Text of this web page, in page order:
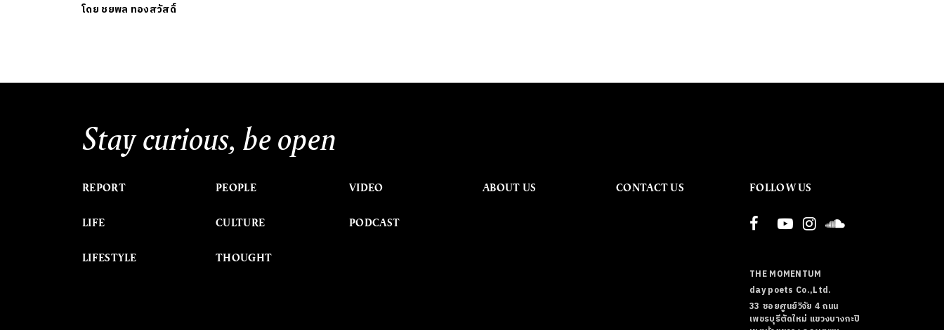
โดย ชยพล ทองสวัสดิ์
Stay curious, be open
REPORT
LIFE
LIFESTYLE
PEOPLE
CULTURE
THOUGHT
VIDEO
PODCAST
ABOUT US CONTACT US FOLLOW US
THE MOMENTUM
day poets Co.,Ltd.
33 ซอยศูนย์วิจัย 4 ถนน
เพชรบุรีตัดใหม่ แขวงบางกะปิ